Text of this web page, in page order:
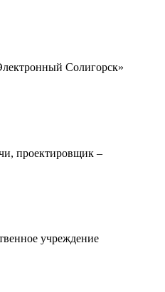
Солигорск»
проектировщик –
учреждение